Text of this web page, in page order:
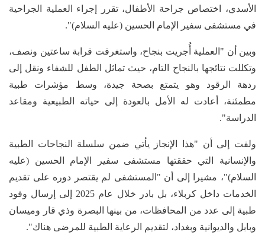
الأسدي، اختصاص جراحة الأطفال، تقرر إجراء العملية الجراحية
في مستشفى سفير الإمام الحسين (عليه السلام)".
وبين أن "العملية أُجريت بنجاح، واستغرقت قرابة ساعتين ونصف،
وتكللت نتائجها بالنجاح التام، حيث تماثل الطفل للشفاء ونقل إلى
ردهة الرقود وهو يتمتع بصحة جيدة، وسط مؤشرات طبية
مطمئنة، أعادت له الأمل بالعودة إلى حياته الطبيعية ومقاعد
الدراسة".
ولفت إلى أن "هذا الإنجاز يأتي ضمن سلسلة النجاحات الطبية
والإنسانية التي حققتها مستشفى سفير الإمام الحسين (عليه
السلام)"، مشيرا إلى أن "المستشفى لم يقتصر دوره على تقديم
الخدمات داخل كربلاء، بل بادر خلال عام 2025 إلى إرسال وفود
طبية إلى عدد من المحافظات، من بينها البصرة وذي قار وميسان
وبابل والديوانية وبغداد، لتقديم الرعاية الطبية للمرضى هناك".